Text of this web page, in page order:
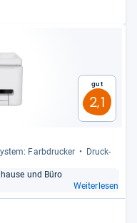
Gut
2,1
Farb­dru­cker
Druck­
und Büro
Weiterlesen